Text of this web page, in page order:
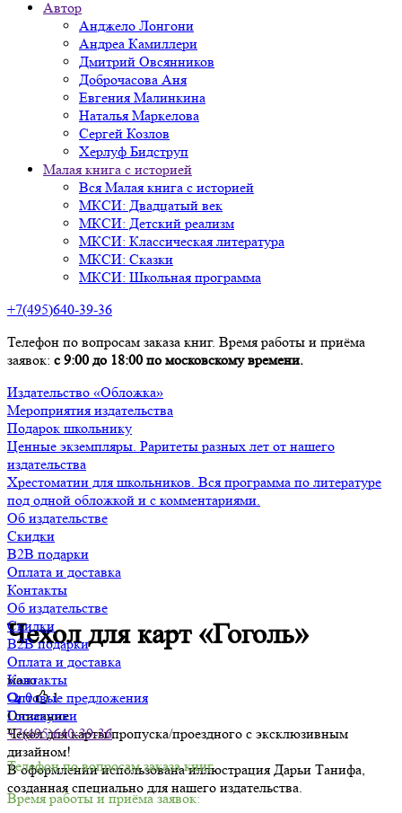
Автор
Анджело Лонгони
Андреа Камиллери
Дмитрий Овсянников
Доброчасова Аня
Евгения Малинкина
Наталья Маркелова
Сергей Козлов
Херлуф Бидструп
Малая книга с историей
Вся Малая книга с историей
МКСИ: Двадцатый век
МКСИ: Детский реализм
МКСИ: Классическая литература
МКСИ: Сказки
МКСИ: Школьная программа
+7(495)640-39-36
Телефон по вопросам заказа книг. Время работы и приёма
заявок: с 9:00 до 18:00 по московскому времени.
Издательство «Обложка»
Мероприятия издательства
Подарок школьнику
Ценные экземпляры. Раритеты разных лет от нашего
издательства
Хрестоматии для школьников. Вся программа по литературе
под одной обложкой и с комментариями.
Об издательстве
Скидки
B2B подарки
Оплата и доставка
Контакты
Об издательстве
Скидки
B2B подарки
Оплата и доставка
Контакты
Оптовые предложения
Госзакупки
+7(495)640-39-36
Телефон по вопросам заказа книг.
Время работы и приёма заявок:
Чехол для карт «Гоголь»
мало
0
1
Описание
Чехол для карты/пропуска/проездного с эксклюзивным
дизайном!
В оформлении использована иллюстрация Дарьи Танифа,
созданная специально для нашего издательства.